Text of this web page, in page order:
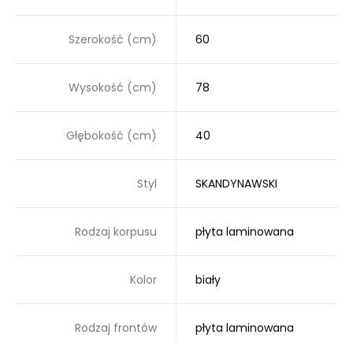
Szerokość (cm) 60
Wysokość (cm) 78
Głębokość (cm) 40
Styl SKANDYNAWSKI
Rodzaj korpusu płyta laminowana
Kolor biały
Rodzaj frontów płyta laminowana